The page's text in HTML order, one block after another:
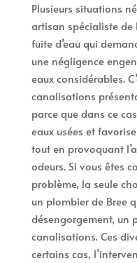
Plusieurs situations
artisan spécialiste de
fuite d’eau qui
une négligence
eaux considérables.
canalisations
parce que dans ce
eaux usées et
tout en provoquant
odeurs. Si vous êtes
problème, la seule
un plombier de Bree
désengorgement, un
canalisations. Ces
certains cas,